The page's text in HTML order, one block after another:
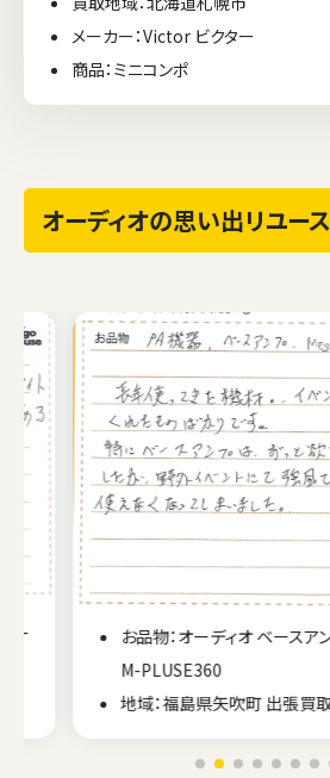
メーカー：Victor ビクター
商品：ミニコンポ
オーディオの思い出リユース
お品物：オーディオ ベースア
M-PLUSE360
地域：福島県矢吹町 出張買